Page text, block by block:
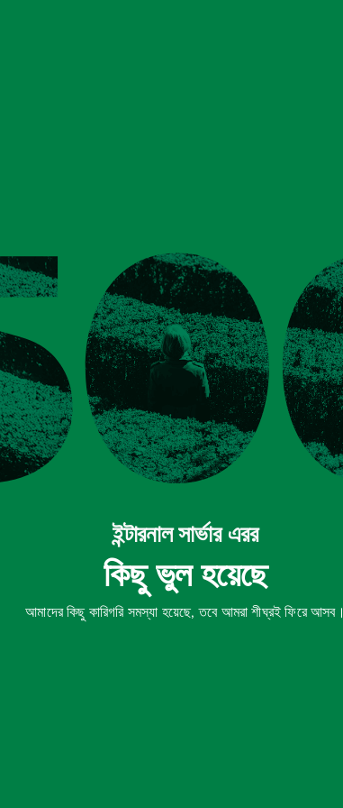
ইন্টারনাল সার্ভার এরর
কিছু ভুল হয়েছে
আমাদের কিছু কারিগরি সমস্যা হয়েছে, তবে আমরা শীঘ্রই ফিরে আসব।